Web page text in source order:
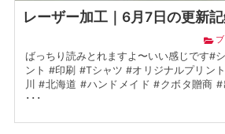
レーザー加工｜6月7日の更新
ばっちり読みとれますよ〜いい感じです#
ント #印刷 #Tシャツ #オリジナルプリン
川 #北海道 #ハンドメイド #クボタ贈商
･･･